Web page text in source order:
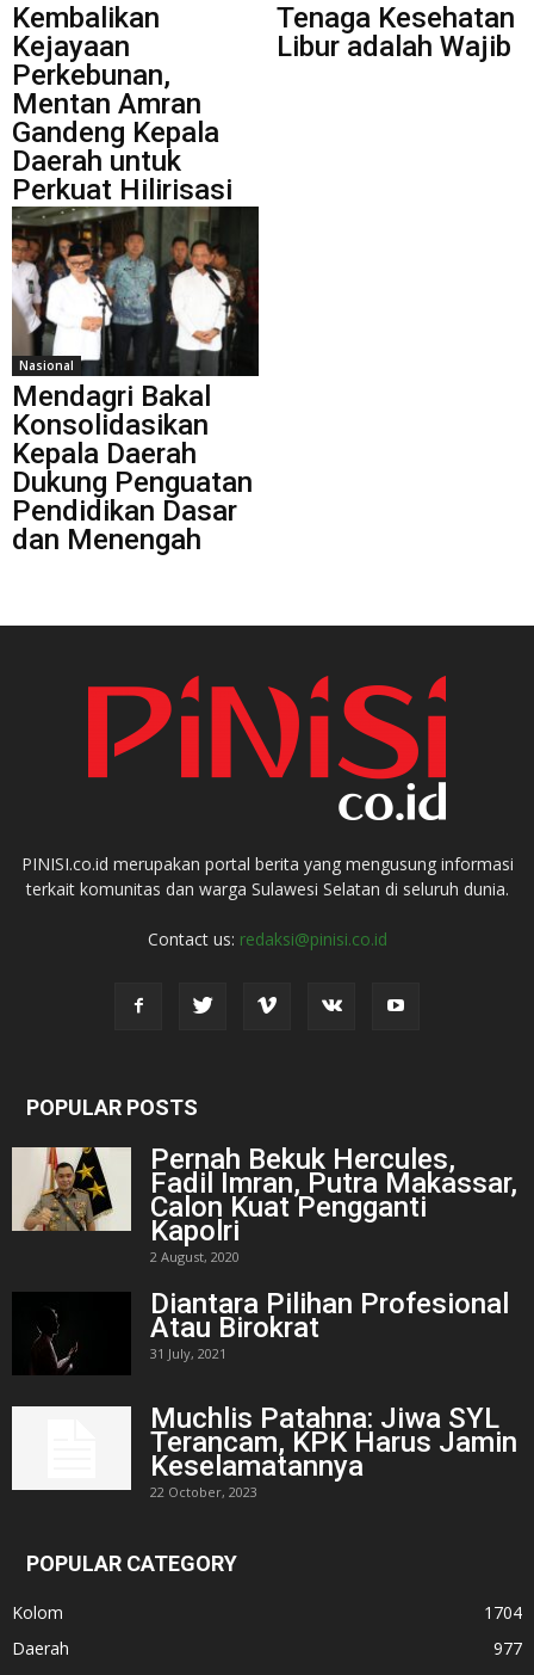
Kembalikan
Kejayaan
Perkebunan,
Mentan Amran
Gandeng Kepala
Daerah untuk
Perkuat Hilirisasi
Tenaga Kesehatan
Libur adalah Wajib
Nasional
Mendagri Bakal
Konsolidasikan
Kepala Daerah
Dukung Penguatan
Pendidikan Dasar
dan Menengah
PINISI.co.id merupakan portal berita yang mengusung informasi
terkait komunitas dan warga Sulawesi Selatan di seluruh dunia.
Contact us: redaksi@pinisi.co.id
POPULAR POSTS
Pernah Bekuk Hercules,
Fadil Imran, Putra Makassar,
Calon Kuat Pengganti
Kapolri
2 August, 2020
Diantara Pilihan Profesional
Atau Birokrat
31 July, 2021
Muchlis Patahna: Jiwa SYL
Terancam, KPK Harus Jamin
Keselamatannya
22 October, 2023
POPULAR CATEGORY
Kolom
1704
Daerah
977